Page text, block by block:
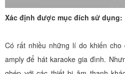
Xác định được mục đích sử dụng:
Có rất nhiều những lí do khiến
amply để hát karaoke gia đình.